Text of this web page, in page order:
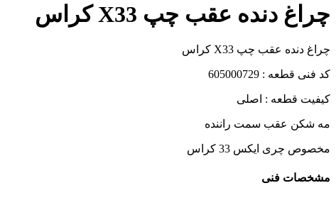
چراغ دنده عقب چپ X33 کراس
چراغ دنده عقب چپ X33 کراس
کد فنی قطعه : 605000729
کیفیت قطعه : اصلی
مه شکن عقب سمت راننده
مخصوص چری ایکس 33 کراس
مشخصات فنی